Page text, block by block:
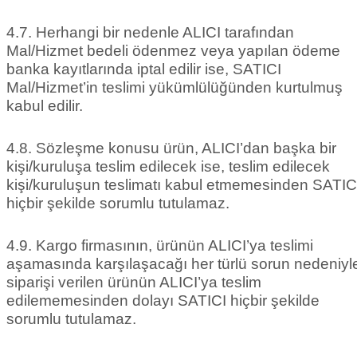
4.7. Herhangi bir nedenle ALICI tarafından
Mal/Hizmet bedeli ödenmez veya yapılan ödeme
banka kayıtlarında iptal edilir ise, SATICI
Mal/Hizmet’in teslimi yükümlülüğünden kurtulmuş
kabul edilir.
4.8. Sözleşme konusu ürün, ALICI’dan başka bir
kişi/kuruluşa teslim edilecek ise, teslim edilecek
kişi/kuruluşun teslimatı kabul etmemesinden
hiçbir şekilde sorumlu tutulamaz.
4.9. Kargo firmasının, ürünün ALICI’ya teslimi
aşamasında karşılaşacağı her türlü sorun
siparişi verilen ürünün ALICI’ya teslim
edilememesinden dolayı SATICI hiçbir şekilde
sorumlu tutulamaz.